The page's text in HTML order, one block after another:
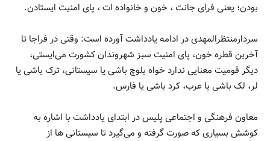
بودن؛ یعنی فرای جانت ، خون و خانواده ات ، پای امنیت ایستادن.
سردارمنتظرالمهدی در ادامه یادداشت آورده است: وقتی در فراجا تا
آخرین قطره خون، پای امنیت سبز شهروندان کشورت می‌ایستی،
دیگر قومیت معنایی ندارد خواه بلوچ باشی یا سیستانی، ترک باشی یا
لر، لک باشی یا عرب، کرد باشی یا فارس.
معاون فرهنگی و اجتماعی پلیس در ابتدای یادداشت با اشاره به
کوشش بسیاری که صورت گرفته و می‌گیرد تا سیستانی ها از